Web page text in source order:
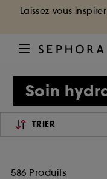
Laissez-vous
Soin
TRIER
586 Produits